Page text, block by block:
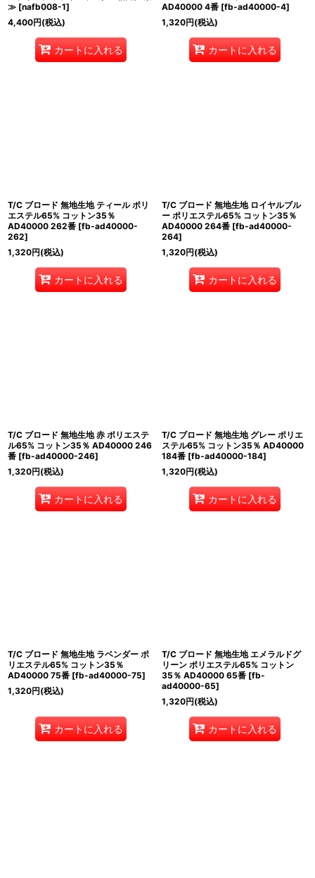
≫ [nafb008-1]
4,400円(税込)
カートに入れる
AD40000 4番 [fb-ad40000-4]
1,320円(税込)
カートに入れる
T/C ブロード 無地生地 ティール ポリ
エステル65% コットン35％
AD40000 262番 [fb-ad40000-
262]
1,320円(税込)
カートに入れる
T/C ブロード 無地生地 ロイヤルブル
ー ポリエステル65% コットン35％
AD40000 264番 [fb-ad40000-
264]
1,320円(税込)
カートに入れる
T/C ブロード 無地生地 赤 ポリエステ
ル65% コットン35％ AD40000 246
番 [fb-ad40000-246]
1,320円(税込)
カートに入れる
T/C ブロード 無地生地 グレー ポリエ
ステル65% コットン35％ AD40000
184番 [fb-ad40000-184]
1,320円(税込)
カートに入れる
T/C ブロード 無地生地 ラベンダー ポ
リエステル65% コットン35％
AD40000 75番 [fb-ad40000-75]
1,320円(税込)
カートに入れる
T/C ブロード 無地生地 エメラルドグ
リーン ポリエステル65% コットン
35％ AD40000 65番 [fb-
ad40000-65]
1,320円(税込)
カートに入れる